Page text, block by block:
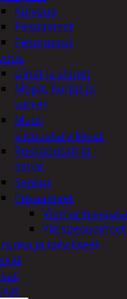
Kuivaus
Pesuaineet
Pesupussit
Liinat ja sienet
Mopit, harjat ja
varret
Muut
siivoustarvikkeet
Roskapussit ja -
astiat
Sankot
Pesuaineet
Yleispesuaineet
ja tarvikkeet